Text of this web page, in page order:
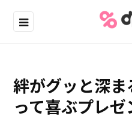
絆がグッと深
って喜ぶプレゼ